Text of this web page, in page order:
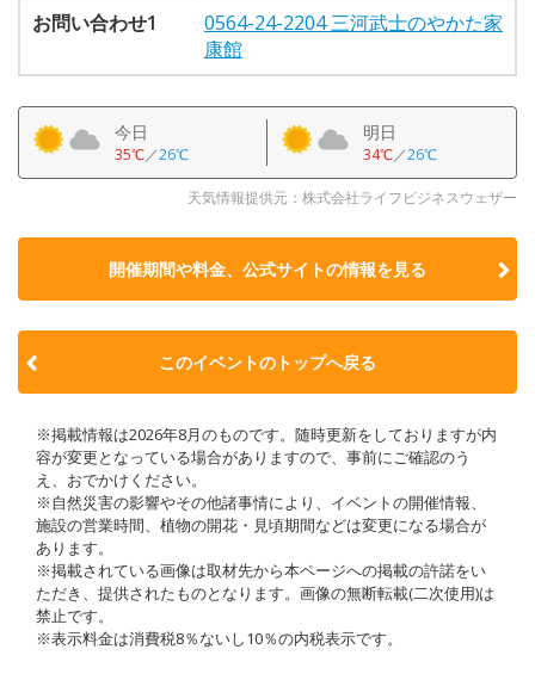
お問い合わせ1
0564-24-2204 三河武士のやかた家
康館
今日
35℃／26℃
明日
34℃／26℃
天気情報提供元：株式会社ライフビジネスウェザー
開催期間や料金、公式サイトの情報を見る
このイベントのトップへ戻る
※掲載情報は2026年8月のものです。随時更新をしておりますが内
容が変更となっている場合がありますので、事前にご確認のう
え、おでかけください。
※自然災害の影響やその他諸事情により、イベントの開催情報、
施設の営業時間、植物の開花・見頃期間などは変更になる場合が
あります。
※掲載されている画像は取材先から本ページへの掲載の許諾をい
ただき、提供されたものとなります。画像の無断転載(二次使用)は
禁止です。
※表示料金は消費税8％ないし10％の内税表示です。